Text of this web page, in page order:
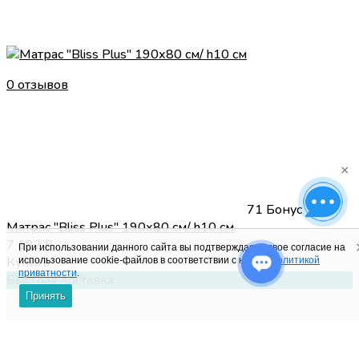
0 отзывов
71 Бонус
Матрас "Bliss Plus" 190х80 см/ h10 см
7 182₽
Купить
Быстрая доставка
При использовании данного сайта вы подтверждаете свое согласие на
использование cookie-файлов в соответствии с нашей политикой
приватности.
Принять
×